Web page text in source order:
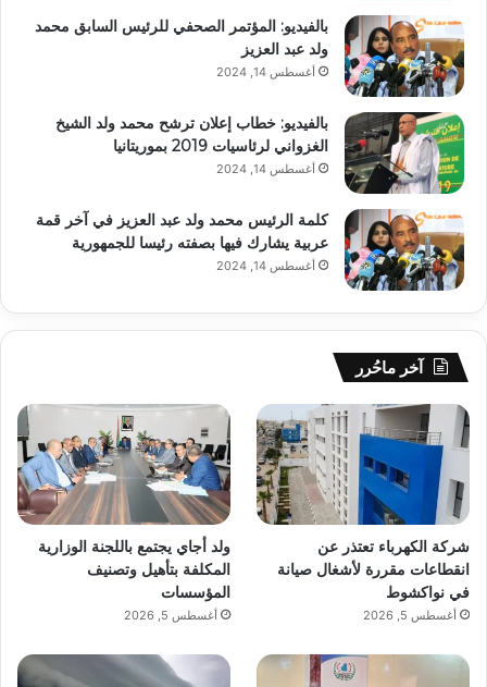
بالفيديو: المؤتمر الصحفي للرئيس السابق محمد
ولد عبد العزيز
أغسطس 14, 2024
بالفيديو: خطاب إعلان ترشح محمد ولد الشيخ
الغزواني لرئاسيات 2019 بموريتانيا
أغسطس 14, 2024
كلمة الرئيس محمد ولد عبد العزيز في آخر قمة
عربية يشارك فيها بصفته رئيسا للجمهورية
أغسطس 14, 2024
آخر ماحُرر
شركة الكهرباء تعتذر عن
انقطاعات مقررة لأشغال صيانة
في نواكشوط
أغسطس 5, 2026
ولد أجاي يجتمع باللجنة الوزارية
المكلفة بتأهيل وتصنيف
المؤسسات
أغسطس 5, 2026